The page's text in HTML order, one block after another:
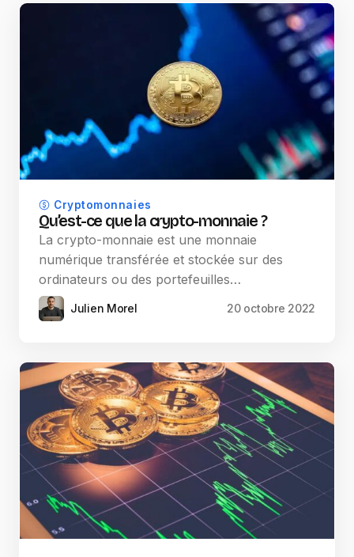
Cryptomonnaies
Qu’est-ce que la crypto-monnaie ?
La crypto-monnaie est une monnaie
numérique transférée et stockée sur des
ordinateurs ou des portefeuilles…
Julien Morel 20 octobre 2022